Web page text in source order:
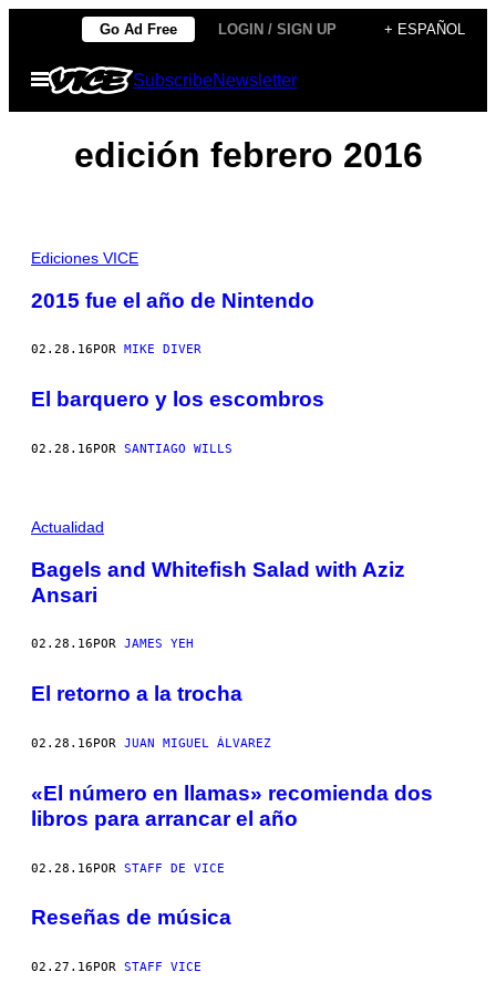
contenido
Go Ad Free LOGIN / SIGN UP + ESPAÑOL
Abrir
Menú
SubscribeNewsletter
edición febrero 2016
Ediciones VICE
2015 fue el año de Nintendo
02.28.16 POR MIKE DIVER
El barquero y los escombros
02.28.16POR SANTIAGO WILLS
Actualidad
Bagels and Whitefish Salad with Aziz
Ansari
02.28.16 POR JAMES YEH
El retorno a la trocha
02.28.16POR JUAN MIGUEL ÁLVAREZ
«El número en llamas» recomienda dos
libros para arrancar el año
02.28.16POR STAFF DE VICE
Reseñas de música
02.27.16 POR STAFF VICE